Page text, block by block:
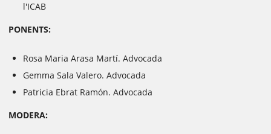
l'ICAB
PONENTS:
Rosa Maria Arasa Martí. Advocada
Gemma Sala Valero. Advocada
Patricia Ebrat Ramón. Advocada
MODERA: